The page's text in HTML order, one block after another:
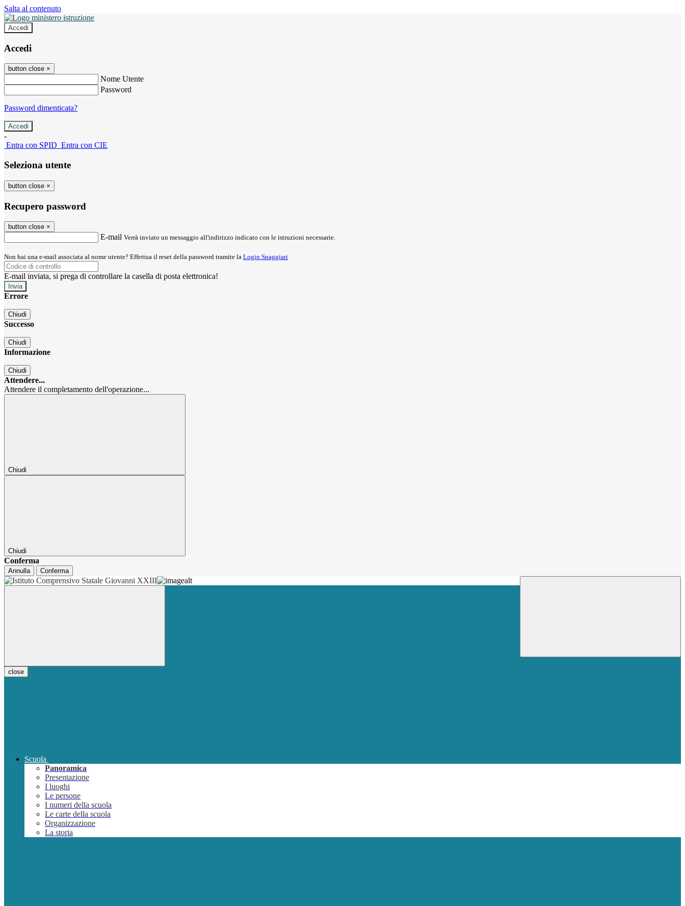
Salta al contenuto
Accedi
Accedi
button close ×
Nome Utente
Password
Password dimenticata?
-
Entra con SPID Entra con CIE
Seleziona utente
button close ×
Recupero password
button close ×
E-mail Verrà inviato un messaggio all'indirizzo indicato con le istruzioni necessarie.
Non hai una e-mail associata al nome utente? Effettua il reset della password tramite la Login Spaggiari
E-mail inviata, si prega di controllare la casella di posta elettronica!
Errore
Chiudi
Successo
Chiudi
Informazione
Chiudi
Attendere...
Attendere il completamento dell'operazione...
Chiudi
Chiudi
Conferma
Annulla Conferma
close
Scuola
Panoramica
Presentazione
I luoghi
Le persone
I numeri della scuola
Le carte della scuola
Organizzazione
La storia